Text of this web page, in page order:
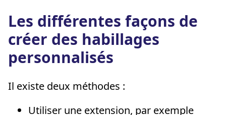
Les différentes façons de
créer des habillages
personnalisés
Il existe deux méthodes :
Utiliser une extension, par exemple